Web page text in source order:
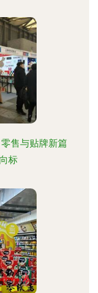
售与贴牌新篇
标